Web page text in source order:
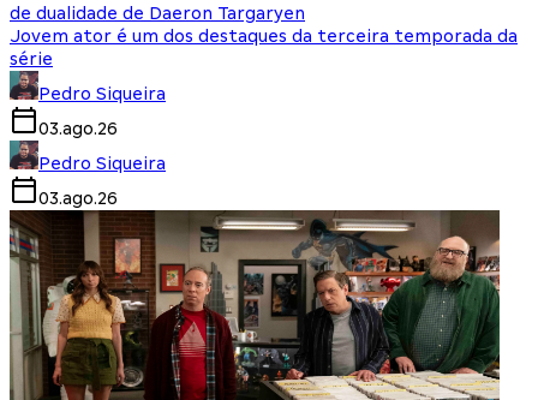
de dualidade de Daeron Targaryen
Jovem ator é um dos destaques da terceira temporada da
série
Pedro Siqueira
03.ago.26
Pedro Siqueira
03.ago.26